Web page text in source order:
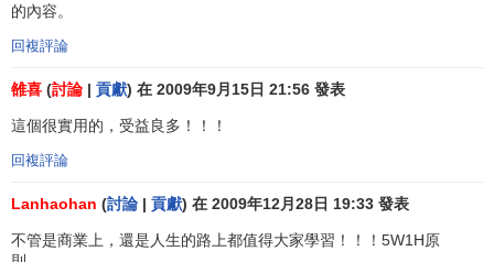
的內容。
回複評論
雒喜 (討論 | 貢獻) 在 2009年9月15日 21:56 發表
這個很實用的，受益良多！！！
回複評論
Lanhaohan (討論 | 貢獻) 在 2009年12月28日 19:33 發表
不管是商業上，還是人生的路上都值得大家學習！！！5W1H原